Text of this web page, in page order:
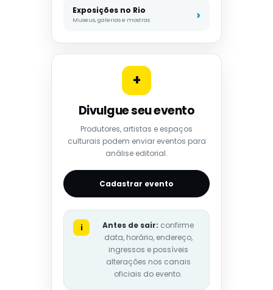
Exposições no Rio
Museus, galerias e mostras
+
Divulgue seu evento
Produtores, artistas e espaços
culturais podem enviar eventos para
análise editorial.
Cadastrar evento
i Antes de sair: confirme
data, horário, endereço,
ingressos e possíveis
alterações nos canais
oficiais do evento.